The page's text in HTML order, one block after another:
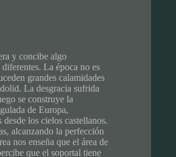
y concibe algo
La época no es
grandes calamidades
La desgracia sufrida
se construye la
de Europa,
los cielos castellanos.
alcanzando la perfección
nos enseña que el área de
que el soportal tiene